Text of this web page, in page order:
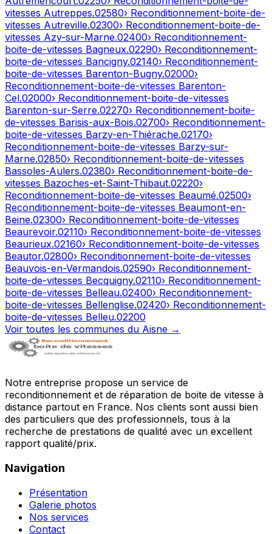
vitesses Autreppes.02580› Reconditionnement-boite-de-
vitesses Autreville.02300› Reconditionnement-boite-de-
vitesses Azy-sur-Marne.02400› Reconditionnement-
boite-de-vitesses Bagneux.02290› Reconditionnement-
boite-de-vitesses Bancigny.02140› Reconditionnement-
boite-de-vitesses Barenton-Bugny.02000›
Reconditionnement-boite-de-vitesses Barenton-
Cel.02000› Reconditionnement-boite-de-vitesses
Barenton-sur-Serre.02270› Reconditionnement-boite-
de-vitesses Barisis-aux-Bois.02700› Reconditionnement-
boite-de-vitesses Barzy-en-Thiérache.02170›
Reconditionnement-boite-de-vitesses Barzy-sur-
Marne.02850› Reconditionnement-boite-de-vitesses
Bassoles-Aulers.02380› Reconditionnement-boite-de-
vitesses Bazoches-et-Saint-Thibaut.02220›
Reconditionnement-boite-de-vitesses Beaumé.02500›
Reconditionnement-boite-de-vitesses Beaumont-en-
Beine.02300› Reconditionnement-boite-de-vitesses
Beaurevoir.02110› Reconditionnement-boite-de-vitesses
Beaurieux.02160› Reconditionnement-boite-de-vitesses
Beautor.02800› Reconditionnement-boite-de-vitesses
Beauvois-en-Vermandois.02590› Reconditionnement-
boite-de-vitesses Becquigny.02110› Reconditionnement-
boite-de-vitesses Belleau.02400› Reconditionnement-
boite-de-vitesses Bellenglise.02420› Reconditionnement-
boite-de-vitesses Belleu.02200
Voir toutes les communes du Aisne →
Notre entreprise propose un service de
reconditionnement et de réparation de boite de vitesse à
distance partout en France. Nos clients sont aussi bien
des particuliers que des professionnels, tous à la
recherche de prestations de qualité avec un excellent
rapport qualité/prix.
Navigation
Présentation
Galerie photos
Nos services
Contact